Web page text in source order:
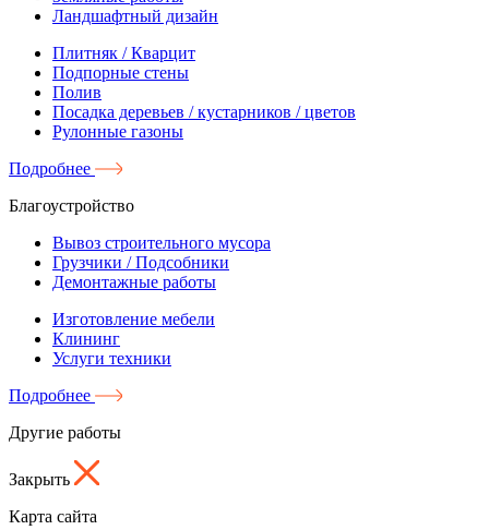
Ландшафтный дизайн
Плитняк / Кварцит
Подпорные стены
Полив
Посадка деревьев / кустарников / цветов
Рулонные газоны
Подробнее
Благоустройство
Вывоз строительного мусора
Грузчики / Подсобники
Демонтажные работы
Изготовление мебели
Клининг
Услуги техники
Подробнее
Другие работы
Закрыть
Карта сайта